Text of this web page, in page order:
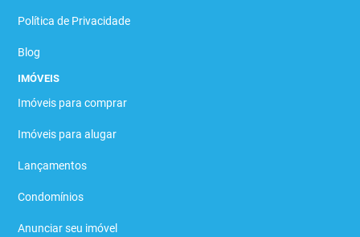
Política de Privacidade
Blog
IMÓVEIS
Imóveis para comprar
Imóveis para alugar
Lançamentos
Condomínios
Anunciar seu imóvel